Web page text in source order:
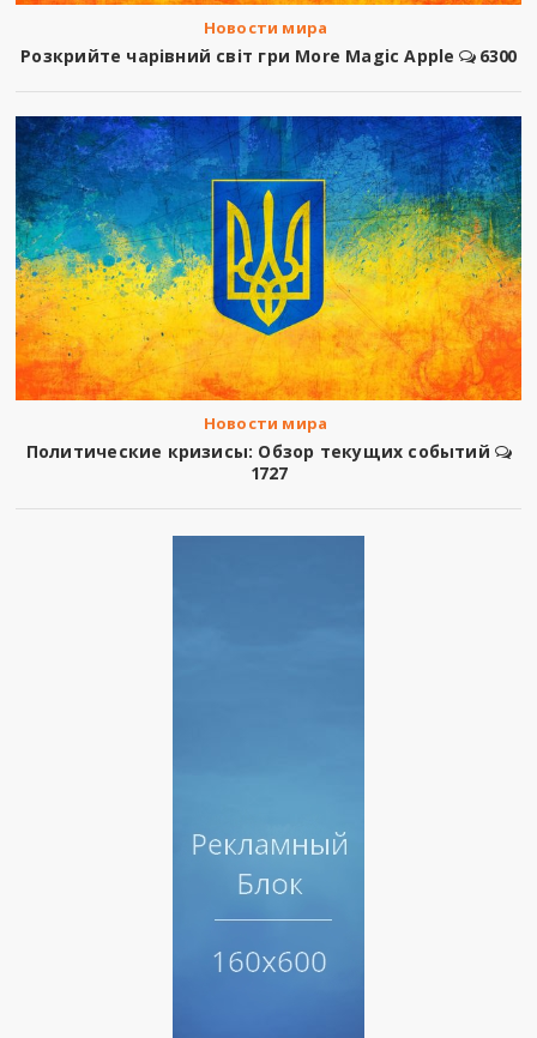
Новости мира
Розкрийте чарівний світ гри More Magic Apple 6300
Новости мира
Политические кризисы: Обзор текущих событий
1727